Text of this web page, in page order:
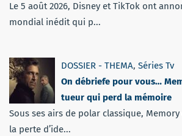
Le 5 août 2026, Disney et TikTok ont
mondial inédit qui p...
DOSSIER - THEMA, Séries Tv
On débriefe pour vous…
tueur qui perd la mémoire
Sous ses airs de polar classique,
la perte d’ide...